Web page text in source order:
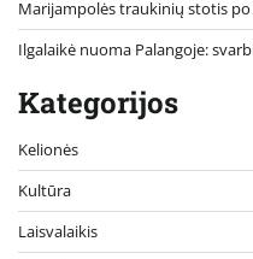
Marijampolės traukinių stotis
Ilgalaikė nuoma Palangoje:
Kategorijos
Kelionės
Kultūra
Laisvalaikis